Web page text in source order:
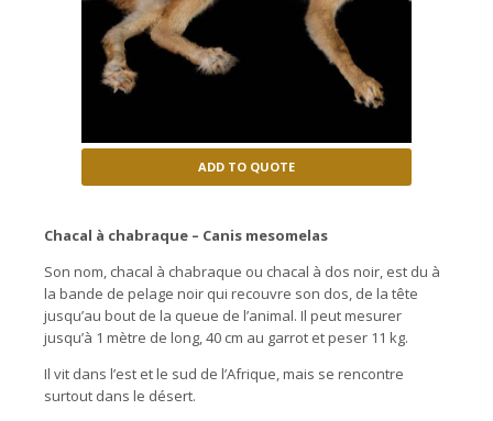
ADD TO QUOTE
Chacal à chabraque – Canis mesomelas
Son nom, chacal à chabraque ou chacal à dos noir, est du à
la bande de pelage noir qui recouvre son dos, de la tête
jusqu’au bout de la queue de l’animal. Il peut mesurer
jusqu’à 1 mètre de long, 40 cm au garrot et peser 11 kg.
Il vit dans l’est et le sud de l’Afrique, mais se rencontre
surtout dans le désert.